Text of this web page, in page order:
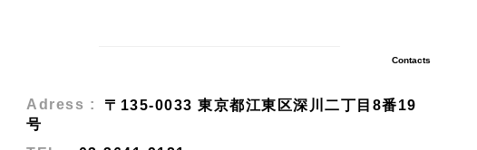
Contacts
Adress :
〒135-0033 東京都江東区深川二丁目8番19
号